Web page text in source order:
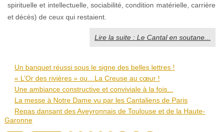
spirituelle et intellectuelle, sociabilité, condition matérielle, carrière
et décès) de ceux qui restaient.
Lire la suite : Le Cantal en soutane...
Un banquet réussi sous le signe des belles lettres !
« L’Or des rivières » ou…La Creuse au cœur !
Une ambiance constructive et conviviale à la fois...
La messe à Notre Dame vu par les Cantaliens de Paris
Repas dansant des Aveyronnais de Toulouse et de la Haute-
Garonne